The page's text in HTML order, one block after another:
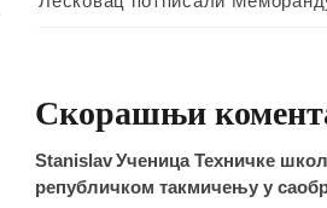
Скорашњи
StanislavУченица Техничке
републичком такмичењу у